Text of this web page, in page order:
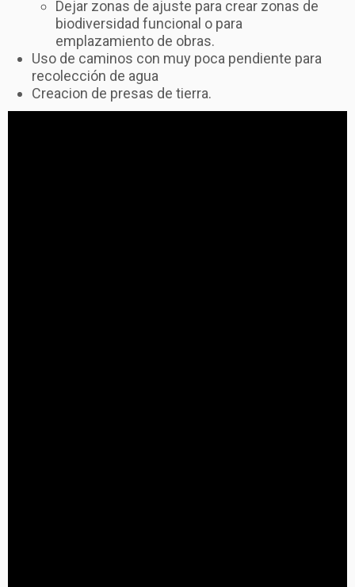
Dejar zonas de ajuste para crear zonas de
biodiversidad funcional o para
emplazamiento de obras.
Uso de caminos con muy poca pendiente para
recolección de agua
Creacion de presas de tierra.